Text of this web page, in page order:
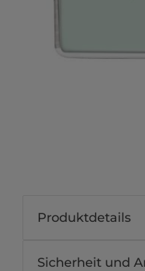
Produktdetails
Sicherheit und